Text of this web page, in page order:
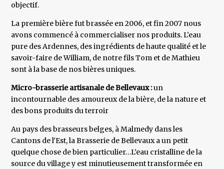
objectif.
La première bière fut brassée en 2006, et fin 2007 nous
avons commencé à commercialiser nos produits. L'eau
pure des Ardennes, des ingrédients de haute qualité et le
savoir-faire de William, de notre fils Tom et de Mathieu
sont à la base de nos bières uniques.
Micro-brasserie artisanale de Bellevaux :un
incontournable des amoureux de la bière, de la nature et
des bons produits du terroir
Au pays des brasseurs belges, à Malmedy dans les
Cantons de l'Est, la Brasserie de Bellevaux a un petit
quelque chose de bien particulier…L’eau cristalline de la
source du village y est minutieusement transformée en